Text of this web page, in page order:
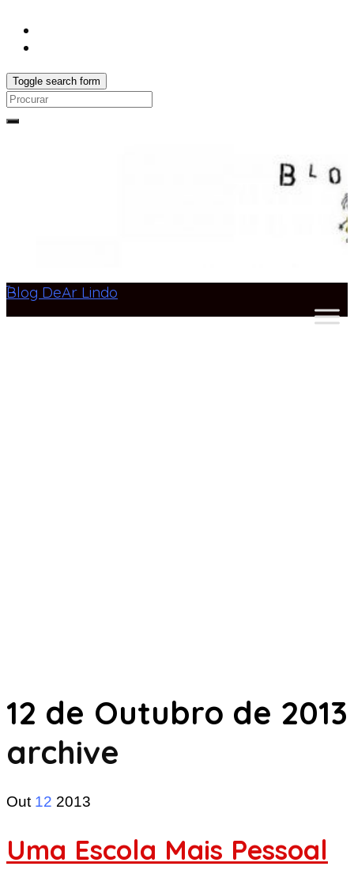
Toggle search form
Search
Blog DeAr Lindo
12 de Outubro de 2013
archive
Out 12 2013
Uma Escola Mais Pessoal